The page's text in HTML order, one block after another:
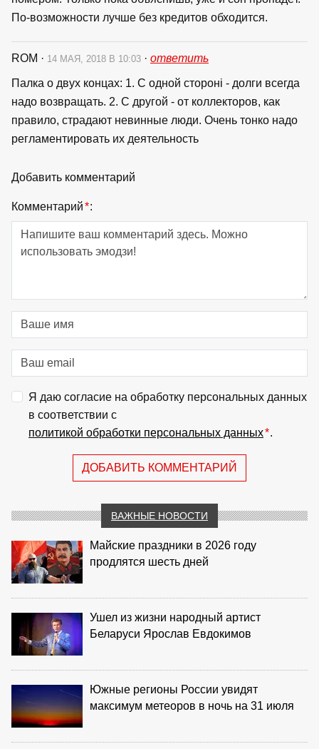
По-возможности лучше без кредитов обходится.
ROM · 14 МАЯ, 2018 В 10:03 · ответить
Палка о двух концах: 1. С одной стороні - долги всегда
надо возвращать. 2. С другой - от коллекторов, как
правило, страдают невинные люди. Очень тонко надо
регламентировать их деятельность
Добавить комментарий
Комментарий*:
Я даю согласие на обработку персональных данных
в соответствии с
политикой обработки персональных данных*.
ДОБАВИТЬ КОММЕНТАРИЙ
ВАЖНЫЕ НОВОСТИ
Майские праздники в 2026 году
продлятся шесть дней
Ушел из жизни народный артист
Беларуси Ярослав Евдокимов
Южные регионы России увидят
максимум метеоров в ночь на 31 июля